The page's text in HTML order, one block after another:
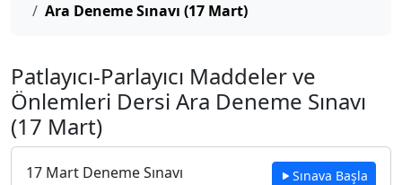
Ara Deneme Sınavı (17 Mart)
Patlayıcı-Parlayıcı Maddeler ve
Önlemleri Dersi Ara Deneme Sınavı
(17 Mart)
17 Mart Deneme Sınavı Sınava Başla